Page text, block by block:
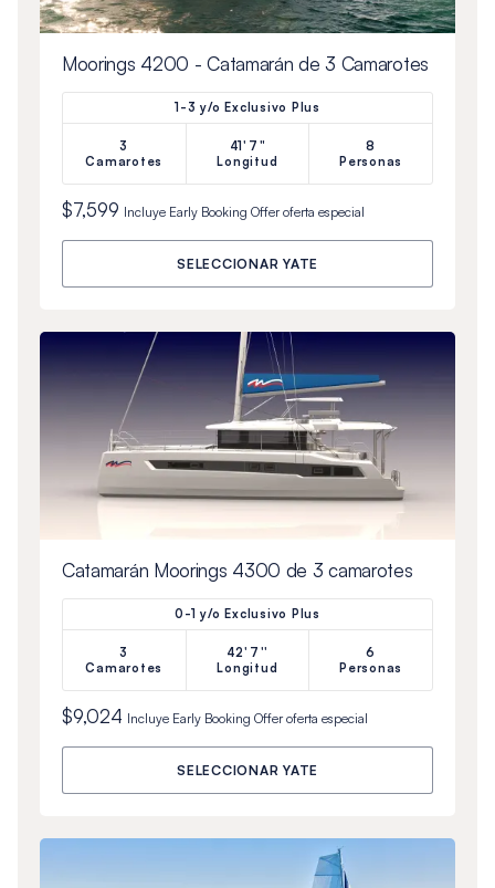
Moorings 4200 - Catamarán de 3 Camarotes
1-3 y/o Exclusivo Plus
3
Camarotes
41'7"
Longitud
8
Personas
$7,599 Incluye Early Booking Offeroferta especial
SELECCIONAR YATE
Catamarán Moorings 4300 de 3 camarotes
0-1 y/o Exclusivo Plus
3
Camarotes
42'7''
Longitud
6
Personas
$9,024 Incluye Early Booking Offeroferta especial
SELECCIONAR YATE